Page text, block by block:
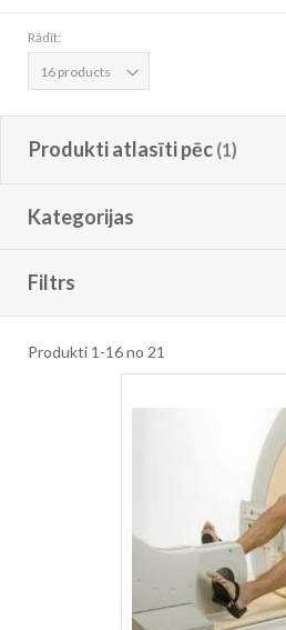
Rādīt:
Produkti atlasīti pēc
Kategorijas
Filtrs
Produkti 1 -16no 21